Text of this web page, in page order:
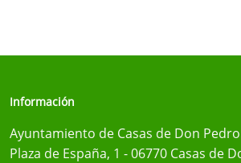
Información
Ayuntamiento de Casas de Don Pedro
Plaza de España, 1 - 06770 Casas de